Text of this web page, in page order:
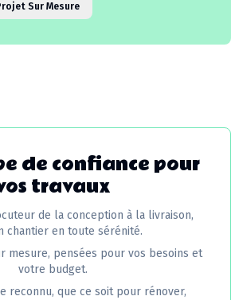
Sur Mesure
de confiance pour
travaux
de la conception à la livraison,
chantier en toute sérénité.
mesure, pensées pour vos besoins et
votre budget.
reconnu, que ce soit pour rénover,